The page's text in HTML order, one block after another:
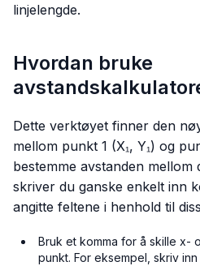
linjelengde.
Hvordan bruke
Dette verktøyet finner den
mellom punkt 1 (X₁, Y₁) og
bestemme avstanden mellom
skriver du ganske enkelt inn
angitte feltene i henhold til
Bruk et komma for å skille x-
punkt. For eksempel, skriv